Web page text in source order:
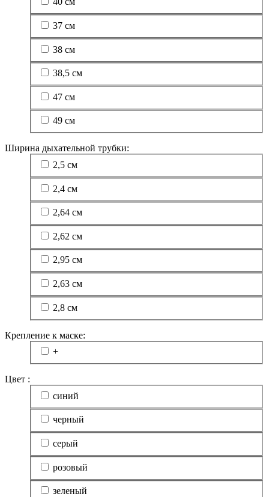
37 см
38 см
38,5 см
47 см
49 см
Ширина дыхательной трубки:
2,5 см
2,4 см
2,64 см
2,62 см
2,95 см
2,63 см
2,8 см
Крепление к маске:
+
Цвет :
синий
черный
серый
розовый
зеленый